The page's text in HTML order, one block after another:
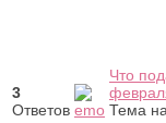
3
Ответов
Что
Тема